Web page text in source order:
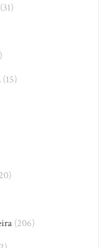
(31)
(15)
(206)